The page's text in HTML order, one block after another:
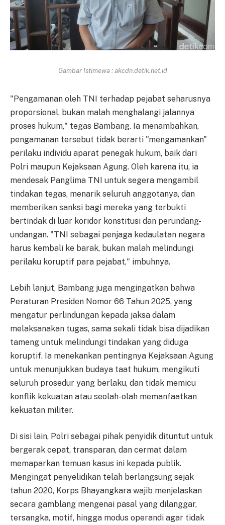
Gambar Istimewa : akcdn.detik.net.id
"Pengamanan oleh TNI terhadap pejabat seharusnya
proporsional, bukan malah menghalangi jalannya
proses hukum," tegas Bambang. Ia menambahkan,
pengamanan tersebut tidak berarti "mengamankan"
perilaku individu aparat penegak hukum, baik dari
Polri maupun Kejaksaan Agung. Oleh karena itu, ia
mendesak Panglima TNI untuk segera mengambil
tindakan tegas, menarik seluruh anggotanya, dan
memberikan sanksi bagi mereka yang terbukti
bertindak di luar koridor konstitusi dan perundang-
undangan. "TNI sebagai penjaga kedaulatan negara
harus kembali ke barak, bukan malah melindungi
perilaku koruptif para pejabat," imbuhnya.
Lebih lanjut, Bambang juga mengingatkan bahwa
Peraturan Presiden Nomor 66 Tahun 2025, yang
mengatur perlindungan kepada jaksa dalam
melaksanakan tugas, sama sekali tidak bisa dijadikan
tameng untuk melindungi tindakan yang diduga
koruptif. Ia menekankan pentingnya Kejaksaan Agung
untuk menunjukkan budaya taat hukum, mengikuti
seluruh prosedur yang berlaku, dan tidak memicu
konflik kekuatan atau seolah-olah memanfaatkan
kekuatan militer.
Di sisi lain, Polri sebagai pihak penyidik dituntut untuk
bergerak cepat, transparan, dan cermat dalam
memaparkan temuan kasus ini kepada publik.
Mengingat penyelidikan telah berlangsung sejak
tahun 2020, Korps Bhayangkara wajib menjelaskan
secara gamblang mengenai pasal yang dilanggar,
tersangka, motif, hingga modus operandi agar tidak